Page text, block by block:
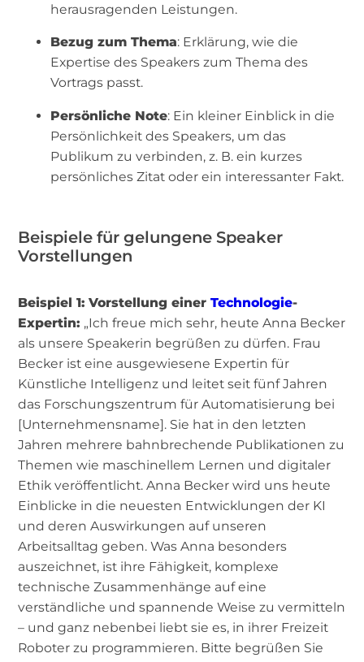
herausragenden Leistungen.
Bezug zum Thema: Erklärung, wie die
Expertise des Speakers zum Thema des
Vortrags passt.
Persönliche Note: Ein kleiner Einblick in die
Persönlichkeit des Speakers, um das
Publikum zu verbinden, z. B. ein kurzes
persönliches Zitat oder ein interessanter Fakt.
Beispiele für gelungene Speaker
Vorstellungen
Beispiel 1: Vorstellung einerTechnologie-
Expertin: „Ich freue mich sehr, heute Anna Becker
als unsere Speakerin begrüßen zu dürfen. Frau
Becker ist eine ausgewiesene Expertin für
Künstliche Intelligenz und leitet seit fünf Jahren
das Forschungszentrum für Automatisierung bei
[Unternehmensname]. Sie hat in den letzten
Jahren mehrere bahnbrechende Publikationen zu
Themen wie maschinellem Lernen und digitaler
Ethik veröffentlicht. Anna Becker wird uns heute
Einblicke in die neuesten Entwicklungen der KI
und deren Auswirkungen auf unseren
Arbeitsalltag geben. Was Anna besonders
auszeichnet, ist ihre Fähigkeit, komplexe
technische Zusammenhänge auf eine
verständliche und spannende Weise zu vermitteln
– und ganz nebenbei liebt sie es, in ihrer Freizeit
Roboter zu programmieren. Bitte begrüßen Sie